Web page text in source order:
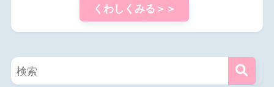
くわしくみる＞＞